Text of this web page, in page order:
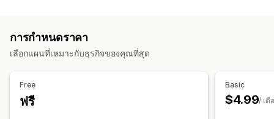
Address Validation
ตัวนับเวลาถอยหลัง
ข้อความที่กำหนดเอง
ตัวเลือกการรับสินค้า
จุดรับ
ตัวเลือกวันที่
ออนไลน์ กิจกรรมที่กำหนดเอง
การจองหลายรายการ
ซิงค์ข้อมูล
การกำหนดราคา
เลือกแผนที่เหมาะกับธุรกิจของคุณที่สุด
Free
ฟรี
Basic
$4.99/ เดื